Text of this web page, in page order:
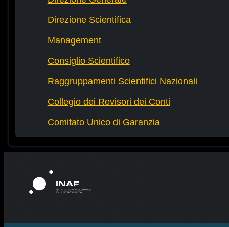
Direzione Scientifica
Management
Consiglio Scientifico
Raggruppamenti Scientifici Nazionali
Collegio dei Revisori dei Conti
Comitato Unico di Garanzia